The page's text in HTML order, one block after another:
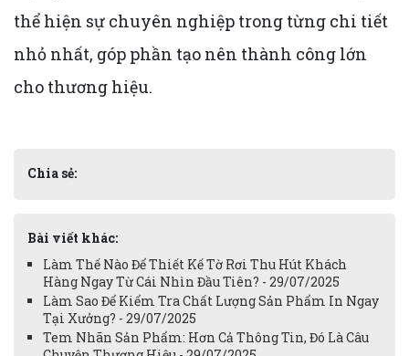
thể hiện sự chuyên nghiệp trong từng chi tiết
nhỏ nhất, góp phần tạo nên thành công lớn
cho thương hiệu.
Chia sẻ:
Bài viết khác:
Làm Thế Nào Để Thiết Kế Tờ Rơi Thu Hút Khách
Hàng Ngay Từ Cái Nhìn Đầu Tiên? - 29/07/2025
Làm Sao Để Kiểm Tra Chất Lượng Sản Phẩm In Ngay
Tại Xưởng? - 29/07/2025
Tem Nhãn Sản Phẩm: Hơn Cả Thông Tin, Đó Là Câu